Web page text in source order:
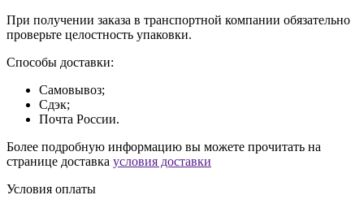
При получении заказа в транспортной компании обязательно
проверьте целостность упаковки.
Способы доставки:
Самовывоз;
Сдэк;
Почта России.
Более подробную информацию вы можете прочитать на
странице доставка условия доставки
Условия оплаты